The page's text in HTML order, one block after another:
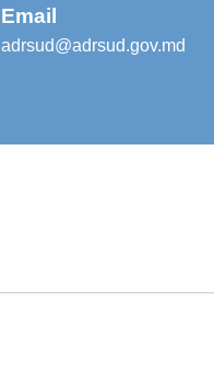
Email
adrsud@adrsud.gov.md